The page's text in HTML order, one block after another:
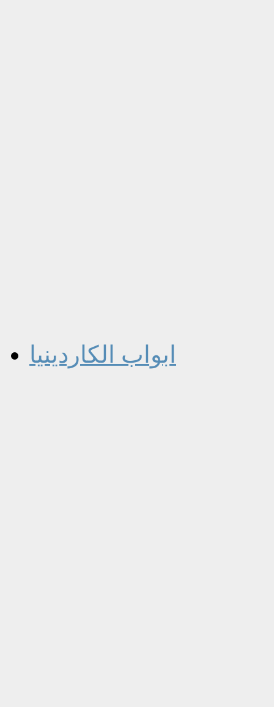
ابواب الكاردينيا